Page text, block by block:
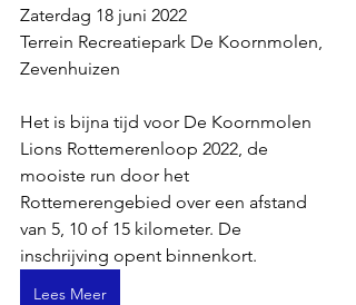
Zaterdag 18 juni 2022
Terrein Recreatiepark De Koornmolen,
Zevenhuizen
Het is bijna tijd voor De Koornmolen
Lions Rottemerenloop 2022, de
mooiste run door het
Rottemerengebied over een afstand
van 5, 10 of 15 kilometer. De
inschrijving opent binnenkort.
Lees Meer